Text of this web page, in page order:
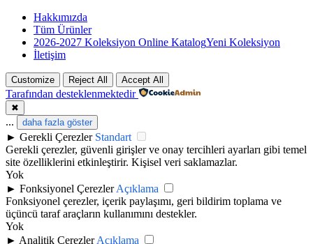
Hakkımızda
Tüm Ürünler
2026-2027 Koleksiyon Online KatalogYeni Koleksiyon
İletişim
Customize Reject All Accept All
Tarafından desteklenmektedir
✖
... daha fazla göster
► Gerekli Çerezler Standart
Gerekli çerezler, güvenli girişler ve onay tercihleri ayarları gibi temel
site özelliklerini etkinleştirir. Kişisel veri saklamazlar.
Yok
► Fonksiyonel Çerezler Açıklama
Fonksiyonel çerezler, içerik paylaşımı, geri bildirim toplama ve
üçüncü taraf araçların kullanımını destekler.
Yok
► Analitik Çerezler Açıklama